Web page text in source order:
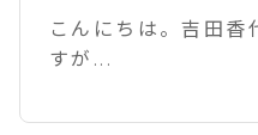
こんにちは。吉田香
すが...